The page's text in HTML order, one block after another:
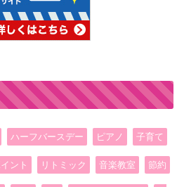
ハーフバースデー ピアノ 子育て
ント リトミック 音楽教室 節約